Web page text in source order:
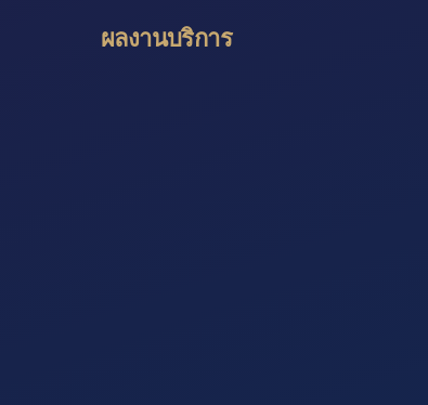
ผลงานบริการ